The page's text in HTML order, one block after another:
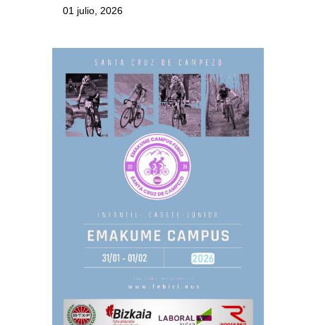
01 julio, 2026